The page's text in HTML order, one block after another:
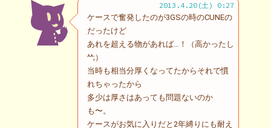
2013.4.20(土) 0:27
ケースで奮発したのが3GSの時のCUNEの
だったけど
あれを超える物があれば…！（高かったし
^^;）
当時も相当分厚くなってたからそれで慣
れちゃったから
多少は厚さはあっても問題ないのか
も〜。
ケースがお気に入りだと2年縛りにも耐え